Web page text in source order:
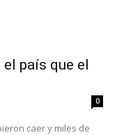
país que el
0
caer y miles de